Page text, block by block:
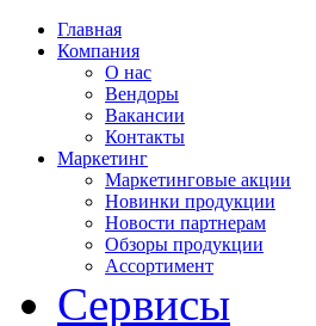
Главная
Компания
О нас
Вендоры
Вакансии
Контакты
Маркетинг
Маркетинговые акции
Новинки продукции
Новости партнерам
Обзоры продукции
Ассортимент
Сервисы